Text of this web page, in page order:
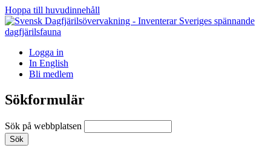
Hoppa till huvudinnehåll
Logga in
In English
Bli medlem
Sökformulär
Sök på webbplatsen